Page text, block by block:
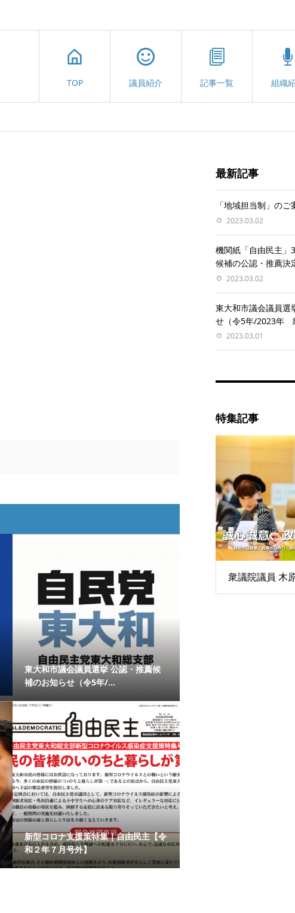
TOP 議員紹介 記事一覧 組織
東大和市議会議員選挙 公認・推薦候
補のお知らせ（令5年/...
新型コロナ支援策特集｜自由民主【令
和２年７月号外】
最新記事
「地域担当制」のご
2023.03.02
機関紙「自由民主」
候補の公認・推薦決
2023.03.02
東大和市議会議員選
せ（令5年/2023年
2023.03.01
特集記事
衆議院議員 木